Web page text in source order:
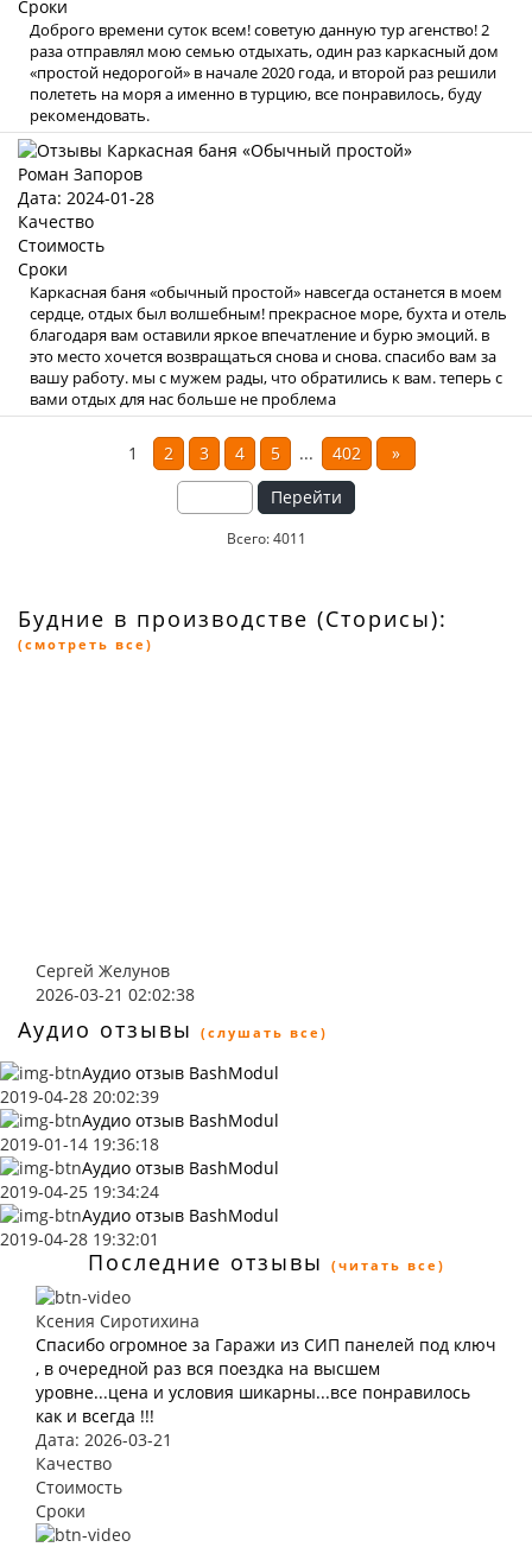
Сроки
Доброго времени суток всем! советую данную тур агенство! 2
раза отправлял мою семью отдыхать, один раз каркасный дом
«простой недорогой» в начале 2020 года, и второй раз решили
полететь на моря а именно в турцию, все понравилось, буду
рекомендовать.
Роман Запоров
Дата: 2024-01-28
Качество
Стоимость
Сроки
Каркасная баня «обычный простой» навсегда останется в моем
сердце, отдых был волшебным! прекрасное море, бухта и отель
благодаря вам оставили яркое впечатление и бурю эмоций. в
это место хочется возвращаться снова и снова. спасибо вам за
вашу работу. мы с мужем рады, что обратились к вам. теперь с
вами отдых для нас больше не проблема
1 2 3 4 5 ... 402
»
Перейти
Всего: 4011
Будние в производстве (Сторисы):
(смотреть все)
Сергей Желунов
2026-03-21 02:02:38
Аудио отзывы (слушать все)
Аудио отзыв BashModul
2019-04-28 20:02:39
Аудио отзыв BashModul
2019-01-14 19:36:18
Аудио отзыв BashModul
2019-04-25 19:34:24
Аудио отзыв BashModul
2019-04-28 19:32:01
Последние отзывы (читать все)
Ксения Сиротихина
Спасибо огромное за Гаражи из СИП панелей под ключ
, в очередной раз вся поездка на высшем
уровне...цена и условия шикарны...все понравилось
как и всегда !!!
Дата: 2026-03-21
Качество
Стоимость
Сроки